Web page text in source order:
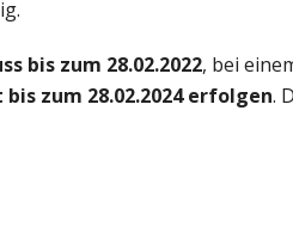
bis zum 28.02.2022, bei
zum 28.02.2024 erfolgen.